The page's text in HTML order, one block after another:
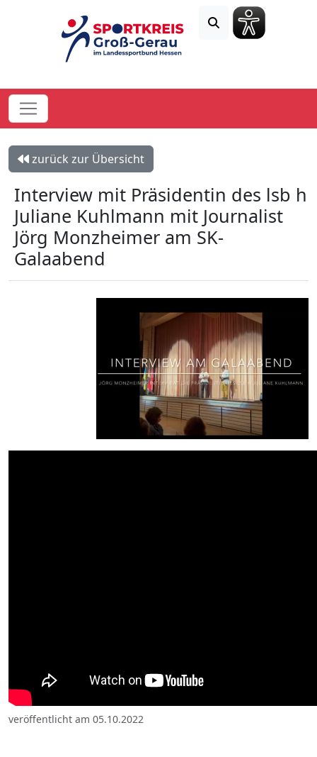
zurück zur Übersicht
Interview mit Präsidentin des lsb h
Juliane Kuhlmann mit Journalist
Jörg Monzheimer am SK-
Galaabend
veröffentlicht am 05.10.2022